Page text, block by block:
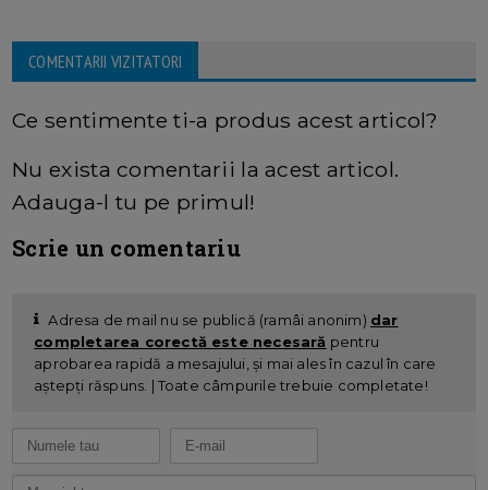
COMENTARII VIZITATORI
Ce sentimente ti-a produs acest articol?
Nu exista comentarii la acest articol.
Adauga-l tu pe primul!
Scrie un comentariu
Adresa de mail nu se publică (ramâi anonim) dar
completarea corectă este necesară pentru
aprobarea rapidă a mesajului, și mai ales în cazul în care
aștepți răspuns. | Toate câmpurile trebuie completate!